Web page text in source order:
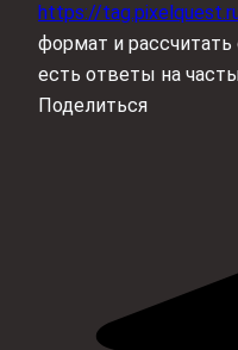
https://
формат и
есть ответы на
Поделиться